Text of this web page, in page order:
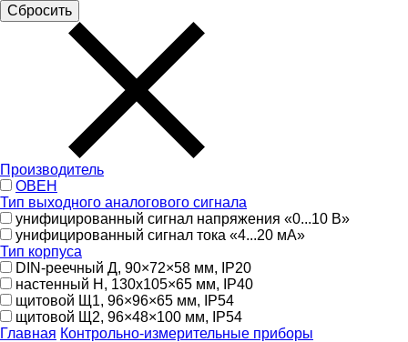
Производитель
ОВЕН
Тип выходного аналогового сигнала
унифицированный сигнал напряжения «0...10 В»
унифицированный сигнал тока «4...20 мА»
Тип корпуса
DIN-реечный Д, 90×72×58 мм, IP20
настенный Н, 130х105×65 мм, IP40
щитовой Щ1, 96×96×65 мм, IP54
щитовой Щ2, 96×48×100 мм, IP54
Главная Контрольно-измерительные приборы